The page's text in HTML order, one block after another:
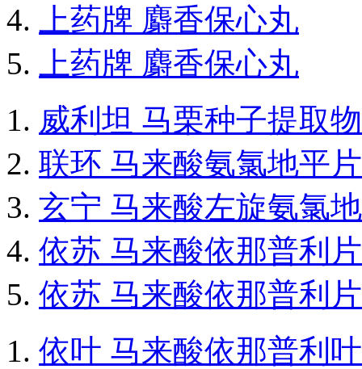
上药牌 麝香保心丸
上药牌 麝香保心丸
威利坦 马栗种子提取
联环 马来酸氨氯地平片
玄宁 马来酸左旋氨氯
依苏 马来酸依那普利片
依苏 马来酸依那普利片
依叶 马来酸依那普利